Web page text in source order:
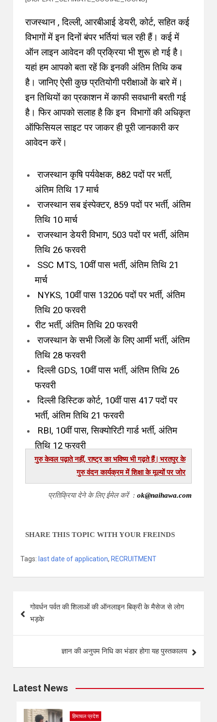
राजस्थान , दिल्ली, आरबीआई डेयरी, कोर्ट, सहित कई
विभागों में इन दिनों बंपर भर्तियां चल रही हैं। कई में
ऑन लाइन आवेदन की प्रक्रिया भी शुरू हो गई है।
यहां हम आपको बता रहें कि इनकी अंतिम तिथि कब
है। जानिए ऐसी कुछ प्रतियोगी परीक्षाओं के बारे में।
इन तिथियों का प्रकाशन में काफी सवधानी बरती गई
है। फिर आपको सलाह है कि इन विभागों की अधिकृत
ऑफिसियल साइट पर जाकर ही पूरी जानकारी कर
आवेदन करें।
राजस्थान कृषि पर्यवेक्षक, 882 पदों पर भर्ती,
अंतिम तिथि 17 मार्च
राजस्थान सब इंस्पेक्टर, 859 पदों पर भर्ती, अंतिम
तिथि 10 मार्च
राजस्थान डेयरी विभाग, 503 पदों पर भर्ती, अंतिम
तिथि 26 फरवरी
SSC MTS, 10वीं पास भर्ती, अंतिम तिथि 21
मार्च
NYKS, 10वीं पास 13206 पदों पर भर्ती, अंतिम
तिथि 20 फरवरी
रीट भर्ती, अंतिम तिथि 20 फरवरी
राजस्थान के सभी जिलों के लिए आर्मी भर्ती, अंतिम
तिथि 28 फरवरी
दिल्ली GDS, 10वीं पास भर्ती, अंतिम तिथि 26
फरवरी
दिल्ली डिस्टिक कोर्ट, 10वीं पास 417 पदों पर
भर्ती, अंतिम तिथि 21 फरवरी
RBI, 10वीं पास, सिक्योरिटी गार्ड भर्ती, अंतिम
तिथि 12 फरवरी
गुरु केवल पढ़ाते नहीं, राष्ट्र का भविष्य भी गढ़ते हैं | भरतपुर के
गुरु वंदन कार्यक्रम में शिक्षा के मूल्यों पर जोर
प्रतिक्रिया देने के लिए ईमेल करें : ok@naihawa.com
SHARE THIS TOPIC WITH YOUR FREINDS
Tags: last date of application, RECRUITMENT
गोवर्धन पर्वत की शिलाओं की ऑनलाइन बिक्री के मैसेज से लोग
भड़के
ज्ञान की अनुपम निधि का भंडार होगा यह पुस्तकालय
Latest News
हिमाचल प्रदेश